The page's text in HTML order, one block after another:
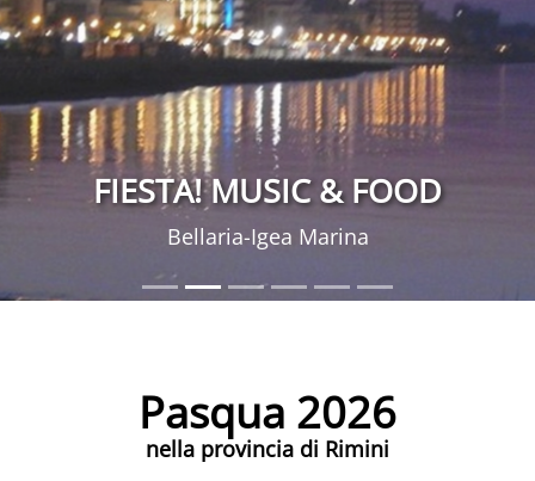
FIESTA! MUSIC & FOOD
Bellaria-Igea Marina
Pasqua 2026
nella provincia di Rimini